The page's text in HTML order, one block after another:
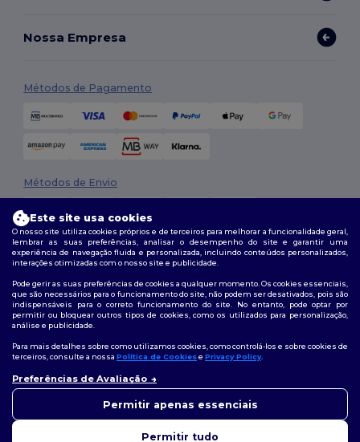
Nossa Empresa
Métodos de Pagamento
Métodos de Envio
2026. Todos os direitos reservados
Termos e Condições|Política de personalização
|Política de cookies|Mapa do Site
Siga-nos
Este site usa cookies
O nosso site utiliza cookies próprios e de terceiros para melhorar a funcionalidade geral,
lembrar as suas preferências, analisar o desempenho do site e garantir uma
experiência de navegação fluida e personalizada, incluindo conteúdos personalizados,
interações otimizadas com o nosso site e publicidade.
Pode gerir as suas preferências de cookies a qualquer momento. Os cookies essenciais,
que são necessários para o funcionamento do site, não podem ser desativados, pois são
indispensáveis para o correto funcionamento do site. No entanto, pode optar por
permitir ou bloquear outros tipos de cookies, como os utilizados para personalização,
análise e publicidade.
Para mais detalhes sobre como utilizamos cookies, como controlá-los e sobre cookies de
terceiros, consulte a nossa Política de Cookiese Privacy Policy.
Preferências de Avaliação
Permitir apenas essenciais
Permitir tudo
questão, pode contactar-nos a
chatbot está aqui para ajudar.